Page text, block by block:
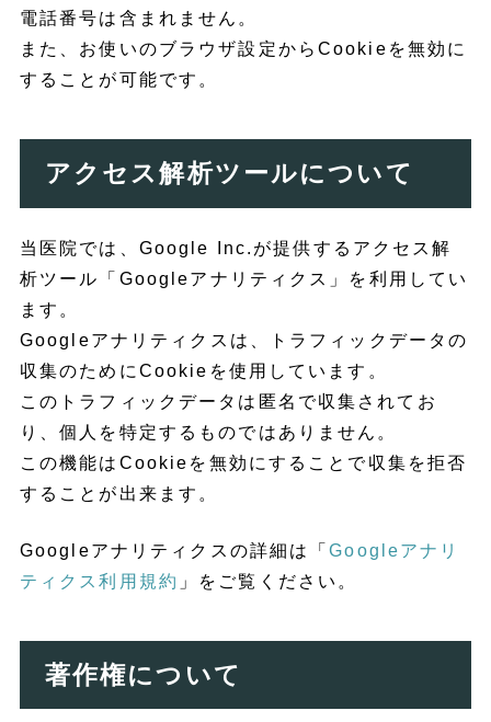
電話番号は含まれません。
また、お使いのブラウザ設定からCookieを無効に
することが可能です。
アクセス解析ツールについて
当医院では、Google Inc.が提供するアクセス解
析ツール「Googleアナリティクス」を利用してい
ます。
Googleアナリティクスは、トラフィックデータの
収集のためにCookieを使用しています。
このトラフィックデータは匿名で収集されてお
り、個人を特定するものではありません。
この機能はCookieを無効にすることで収集を拒否
することが出来ます。
Googleアナリティクスの詳細は「Googleアナリ
ティクス利用規約 」をご覧ください。
著作権について